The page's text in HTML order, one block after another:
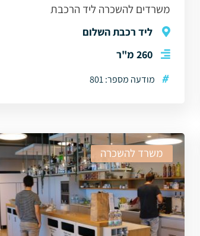
משרדים להשכרה ליד הרכבת
ליד רכבת השלום
260 מ"ר
# מודעה מספר: 801
משרד להשכרה